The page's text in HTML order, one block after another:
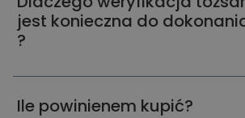
jest konieczna do
?
Ile powinienem kupić?